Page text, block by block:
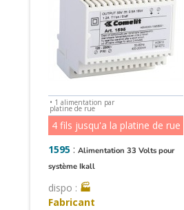
• 1 alimentation par
platine de rue
4 fils jusqu'a la platine de rue
1595 :Alimentation 33 Volts pour
système Ikall
dispo : 🏭
Fabricant